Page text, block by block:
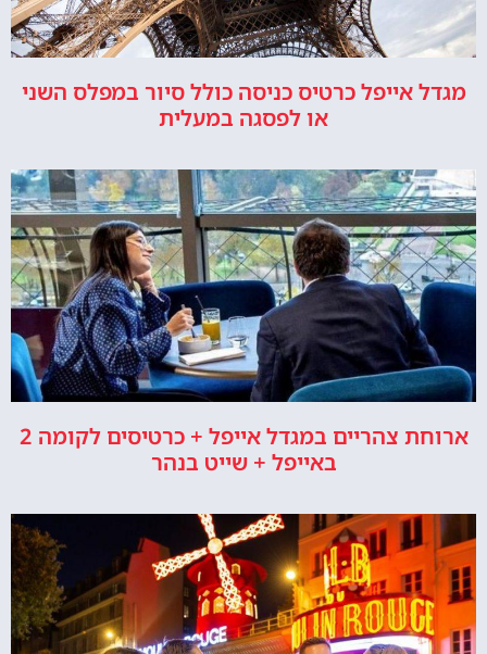
מגדל אייפל כרטיס כניסה כולל סיור במפלס השני
או לפסגה במעלית
ארוחת צהריים במגדל אייפל + כרטיסים לקומה 2
באייפל + שייט בנהר